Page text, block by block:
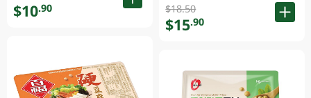
$10.90 $18.50
$15.90